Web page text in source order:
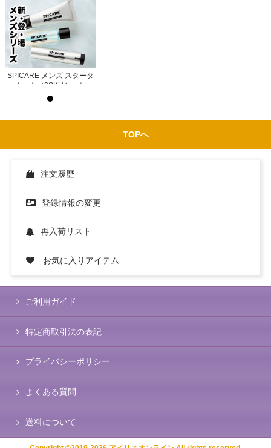
SPICARE メンズ スタータ
ーキット（3SKUセット）
ログイン後サロン価格を表示
TOPへ
注文履歴
登録情報の変更
再入荷リスト
お気に入りアイテム
ご利用ガイド
特定商取引法の表記
プライバシーポリシー
よくある質問
送料について